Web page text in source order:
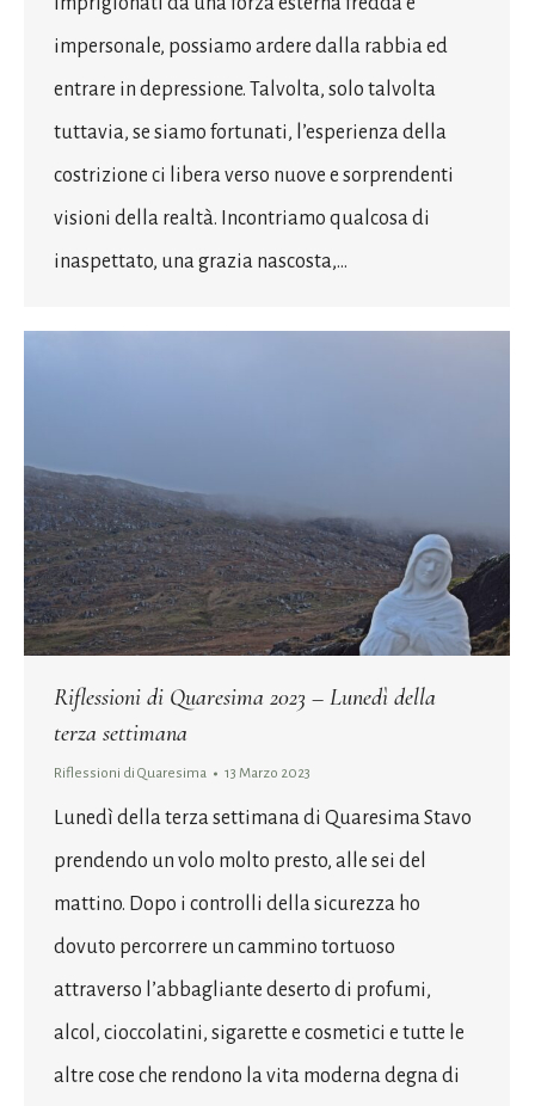
impersonale, possiamo ardere dalla rabbia ed
entrare in depressione. Talvolta, solo talvolta
tuttavia, se siamo fortunati, l’esperienza della
costrizione ci libera verso nuove e sorprendenti
visioni della realtà. Incontriamo qualcosa di
inaspettato, una grazia nascosta,…
Riflessioni di Quaresima 2023 – Lunedì della
terza settimana
Riflessioni di Quaresima 13 Marzo 2023
Lunedì della terza settimana di Quaresima Stavo
prendendo un volo molto presto, alle sei del
mattino. Dopo i controlli della sicurezza ho
dovuto percorrere un cammino tortuoso
attraverso l’abbagliante deserto di profumi,
alcol, cioccolatini, sigarette e cosmetici e tutte le
altre cose che rendono la vita moderna degna di